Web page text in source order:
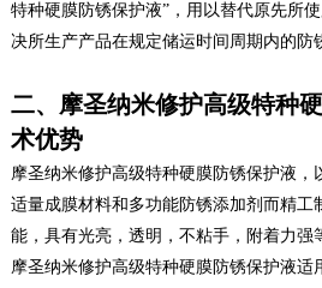
特种硬膜防锈保护液”，用以替代原先所
决所生产产品在规定储运时间周期内的防
二、摩圣纳米修护高级特种
术优势
摩圣纳米修护高级特种硬膜防锈保护液，
适量成膜材料和多功能防锈添加剂而精工
能，具有光亮，透明，不粘手，附着力强
摩圣纳米修护高级特种硬膜防锈保护液适